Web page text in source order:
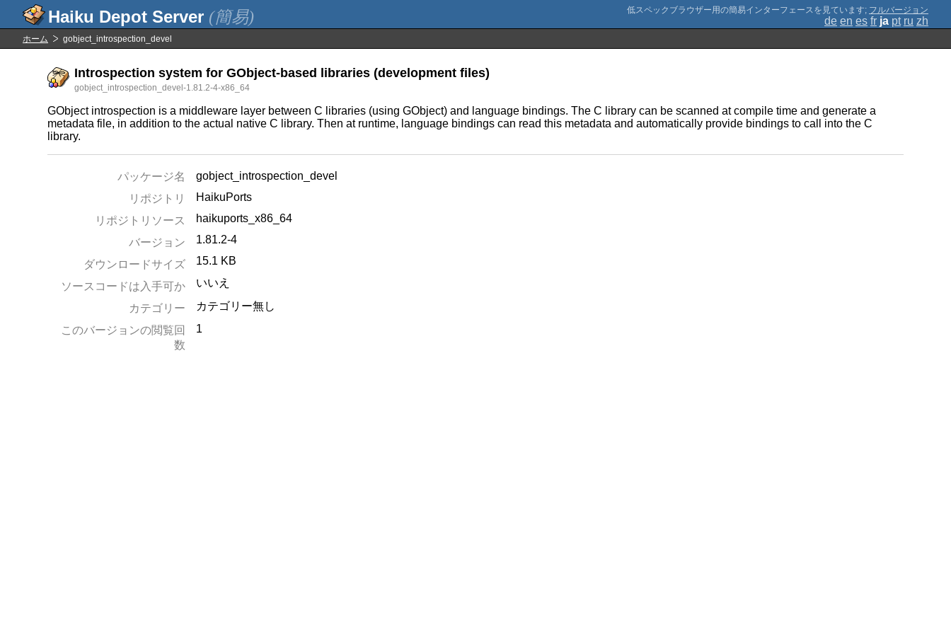
(簡易) ; フルバージョン
de en es fr ja pt ru zh
ホーム gobject_introspection_devel
Introspection system for GObject-based libraries (development files)
gobject_introspection_devel-1.81.2-4-x86_64
GObject introspection is a middleware layer between C libraries (using GObject) and language bindings. The C library can be scanned at compile time and generate a
metadata file, in addition to the actual native C library. Then at runtime, language bindings can read this metadata and automatically provide bindings to call into the C
library.
パッケージ名
gobject_introspection_devel
リポジトリ
HaikuPorts
リポジトリソース
haikuports_x86_64
バージョン
1.81.2-4
ダウンロードサイズ 15.1 KB
ソースコードは入手可か いいえ
カテゴリー
カテゴリー無し
このバージョンの閲覧回
数
1